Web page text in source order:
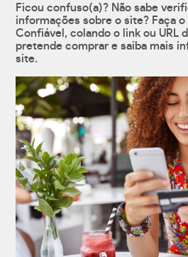
Ficou confuso(a)? Não sabe
informações sobre o site? Faça
Confiável, colando o link ou URL
pretende comprar e saiba mais
site.